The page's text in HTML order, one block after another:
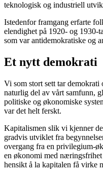
teknologisk og industriell
Istedenfor framgang erfarte
elendighet på 1920- og
som var antidemokratiske og
Et nytt demokrati
Vi som stort sett tar
naturlig del av vårt samfunn,
politiske og økonomiske
var det helt ferskt.
Kapitalismen slik vi kjenner
gradvis utviklet fra
overgang fra en privilegium-
en økonomi med
hensikt å la kapitalen få virke